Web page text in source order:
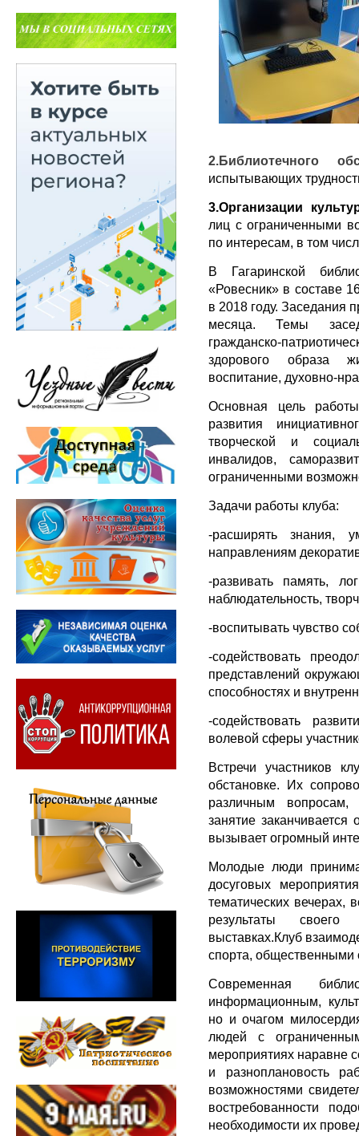
2.Библиотечного
испытывающих
3.Организации
лиц с ограниченными
по интересам, в том
В Гагаринской
«Ровесник» в составе
в 2018 году. Заседания
месяца. Темы
гражданско-
здорового образа
воспитание, духовно-
Основная цель
развития
творческой и
инвалидов,
ограниченными
Задачи работы клуба:
-расширять знания,
направлениям
-развивать память,
наблюдательность,
-воспитывать чувство
-содействовать
представлений
способностях и
-содействовать
волевой сферы
Встречи участников
обстановке. Их
различным вопросам,
занятие
вызывает огромный
Молодые люди
досуговых
тематических вечерах,
результаты
выставках.Клуб
спорта, общественными
Современная
информационным,
но и очагом
людей с
мероприятиях наравне
и разноплановость
возможностями
востребованности
необходимости их